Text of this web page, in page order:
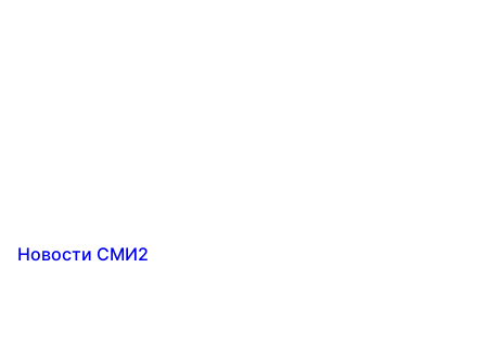
Новости СМИ2